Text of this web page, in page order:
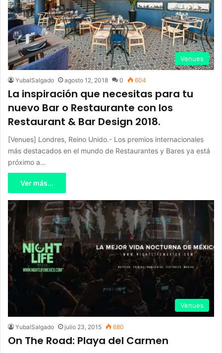
Venues
YubalSalgado agosto 12, 2018 0 604
La inspiración que necesitas para tu
nuevo Bar o Restaurante con los
Restaurant & Bar Design 2018.
[Venues] Londres, Reino Unido.- Los premios internacionales
más destacados en el mundo de Restaurantes y Bares ya está
próximo a…
Ver más...
Venues
YubalSalgado julio 23, 2015 680
On The Road: Playa del Carmen